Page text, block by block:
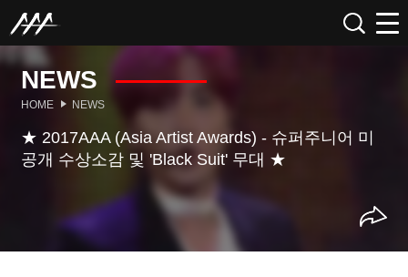
NEWS
HOME NEWS
★ 2017AAA (Asia Artist Awards) - 슈퍼주니어 미
공개 수상소감 및 'Black Suit' 무대 ★